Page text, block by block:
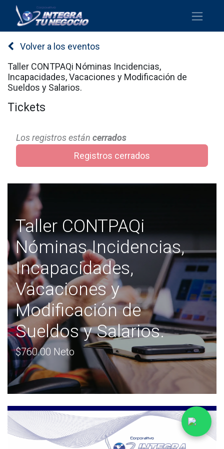
Volver a los eventos
Taller CONTPAQi Nóminas Incidencias,
Incapacidades, Vacaciones y Modificación de
Sueldos y Salarios.
Tickets
Los registros están cerrados
Registros cerrados
Taller CONTPAQi
Nóminas Incidencias,
Incapacidades,
Vacaciones y
Modificación de
Sueldos y Salarios.
$760.00 Neto